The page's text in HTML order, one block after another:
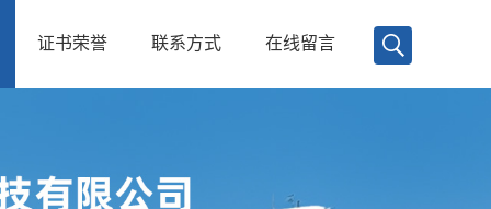
证书荣誉 联系方式 在线留言